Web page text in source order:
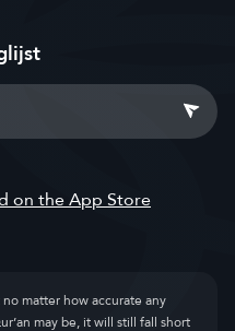
matter how accurate any
may be, it will still fall short